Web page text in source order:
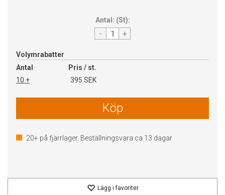
Antal: (St):
- +
Volymrabatter
Antal
Pris / st.
10 +
395 SEK
Köp
20+ på fjärrlager. Beställningsvara ca. 13 dagar
Lägg i favoriter